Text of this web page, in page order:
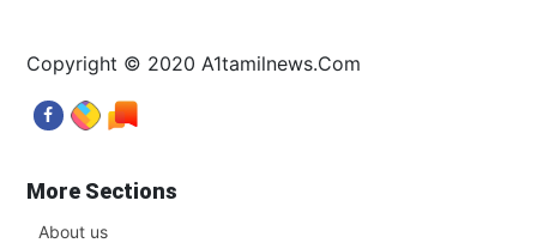
Copyright © 2020 A1tamilnews.Com
More Sections
About us